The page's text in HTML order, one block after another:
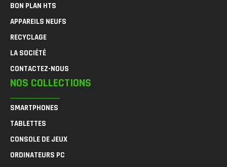
BON PLAN HTS
APPAREILS NEUFS
RECYCLAGE
LA SOCIÉTÉ
CONTACTEZ-NOUS
NOS COLLECTIONS
SMARTPHONES
TABLETTES
CONSOLE DE JEUX
ORDINATEURS PC